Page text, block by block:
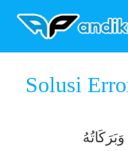
ANDIKAPRASETIA
PIN PPSPM
Solusi